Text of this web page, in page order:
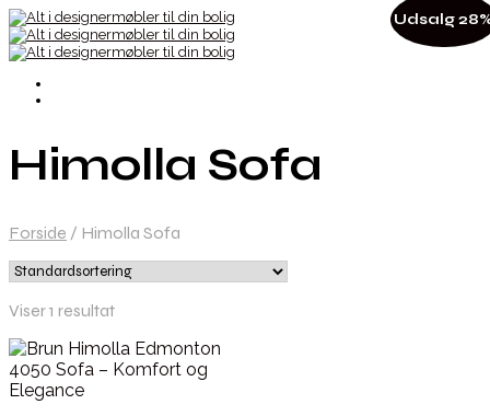
Himolla Sofa
Forside / Himolla Sofa
Viser 1 resultat
Udsalg